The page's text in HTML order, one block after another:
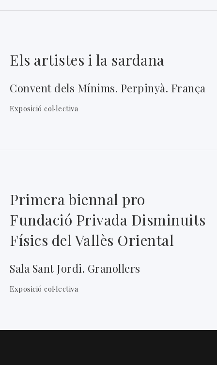
Els artistes i la sardana
Convent dels Mínims. Perpinyà. França
Exposició col·lectiva
Primera biennal pro
Fundació Privada Disminuits
Físics del Vallès Oriental
Sala Sant Jordi. Granollers
Exposició col·lectiva